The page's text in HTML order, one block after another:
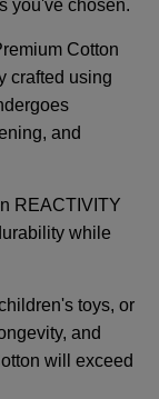
you've chosen.
Cotton
crafted using
and
REACTIVITY
while
toys, or
and
will exceed